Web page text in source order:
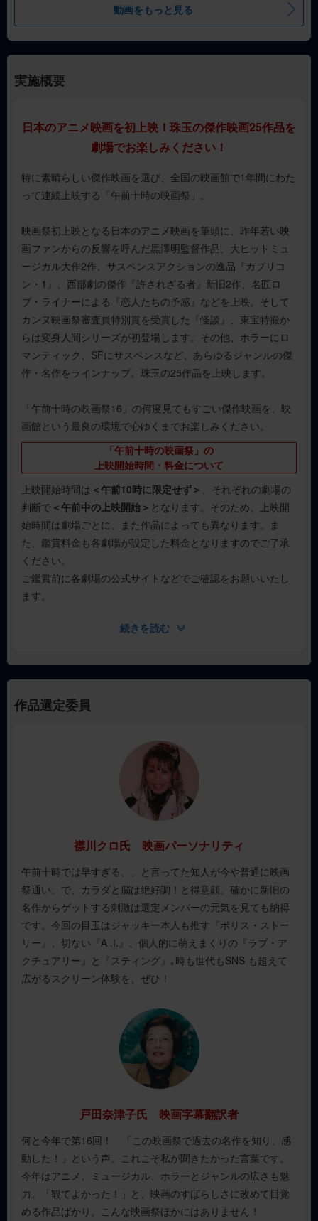
動画をもっと見る
実施概要
日本のアニメ映画を初上映！珠玉の傑作映画25作品を
劇場でお楽しみください！
特に素晴らしい傑作映画を選び、全国の映画館で1年間にわた
って連続上映する「午前十時の映画祭」。
映画祭初上映となる日本のアニメ映画を筆頭に、昨年若い映
画ファンからの反響を呼んだ黒澤明監督作品、大ヒットミュ
ージカル大作2作、サスペンスアクションの逸品『カプリコ
ン・1』、西部劇の傑作『許されざる者』新旧2作、名匠ロ
ブ・ライナーによる『恋人たちの予感』などを上映。そして
カンヌ映画祭審査員特別賞を受賞した『怪談』、東宝特撮か
らは変身人間シリーズが初登場します。その他、ホラーにロ
マンティック、SFにサスペンスなど、あらゆるジャンルの傑
作・名作をラインナップ。珠玉の25作品を上映します。
「午前十時の映画祭16」の何度見てもすごい傑作映画を、映
画館という最良の環境で心ゆくまでお楽しみください。
「午前十時の映画祭」の
上映開始時間・料金について
上映開始時間は ＜午前10時に限定せず＞
、それぞれの劇場の
判断で ＜午前中の上映開始＞ となります。そのため、上映開
始時間は劇場ごとに、また作品によっても異なります。ま
た、鑑賞料金も各劇場が設定した料金となりますのでご了承
ください。
ご鑑賞前に各劇場の公式サイトなどでご確認をお願いいたし
ます。
続きを読む
【開催期間】
2026年4月3日(金)～2027年3月18日(木)の全50週間
全国68か所の映画館・シネマコンプレックス
午前中スタート
※各劇場、各作品により上映開始時間が変わります。
※ご鑑賞になる前に、各劇場にお問合せいただくか、各劇場公
式サイト をご確認ください。
【上映期間】
全作品基本2週間上映
・外国映画の新セレクト作品／15本
・日本映画の新セレクト作品／ 5本
・これまで映画祭で上映した外国映画作品／3本
・これまで映画祭で上映した日本映画作品／2本
【鑑賞料金】
※各劇場により鑑賞料金が変わります。
※各劇場にお問合せいただくか、各劇場公式サイトをご確認く
ださい。
作品選定委員
襟川クロ氏 映画パーソナリティ
午前十時では早すぎる、、と言ってた知人が今や普通に映画
祭通い。で、カラダと脳は絶好調！と得意顔。確かに新旧の
名作からゲットする刺激は選定メンバーの元気を見ても納得
です。今回の目玉はジャッキー本人も推す『ポリス・ストー
リー』、切ない『A .I.』、個人的に萌えまくりの『ラブ・ア
クチュアリー』と『スティング』｡時も世代もSNS も超えて
広がるスクリーン体験を、ぜひ！
戸田奈津子氏 映画字幕翻訳者
何と今年で第16回！ 「この映画祭で過去の名作を知り、感
動した！」という声。これこそ私が聞きたかった言葉です。
今年はアニメ、ミュージカル、ホラーとジャンルの広さも魅
力。「観てよかった！」と、映画のすばらしさに改めて目覚
める作品ばかり。こんな映画祭ほかにはありません！